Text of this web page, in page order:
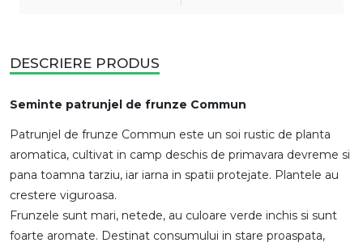
DESCRIERE PRODUS
Seminte patrunjel de frunze Commun
Patrunjel de frunze Commun este un soi rustic de planta
aromatica, cultivat in camp deschis de primavara devreme si
pana toamna tarziu, iar iarna in spatii protejate. Plantele au
crestere viguroasa.
Frunzele sunt mari, netede, au culoare verde inchis si sunt
foarte aromate. Destinat consumului in stare proaspata,